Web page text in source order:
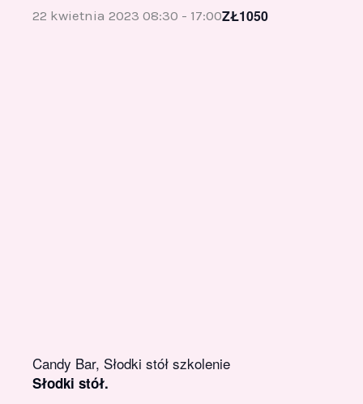
22 kwietnia 2023 08:30 - 17:00ZŁ1050
Candy Bar, Słodki stół szkolenie
Słodki stół.